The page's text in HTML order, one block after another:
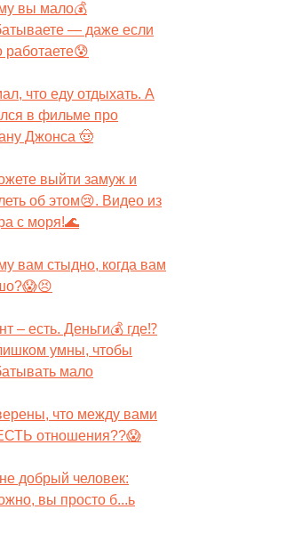
вы мало💰
— даже если
работаете😰
что еду отдыхать. А
в фильме про
Джонса 🤠
выйти замуж и
об этом😢. Видео из
с моря!🌊
вам стыдно, когда вам
– есть. Деньги💰 где⁉️
умны, чтобы
мало
что между вами
отношения??😱
добрый человек:
вы просто б...ь